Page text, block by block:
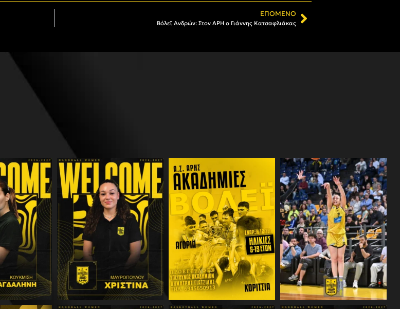
ΕΠΌΜΕΝΟ
Βόλεϊ Ανδρών: Στον ΑΡΗ ο Γιάννης Κατσαφλιάκας